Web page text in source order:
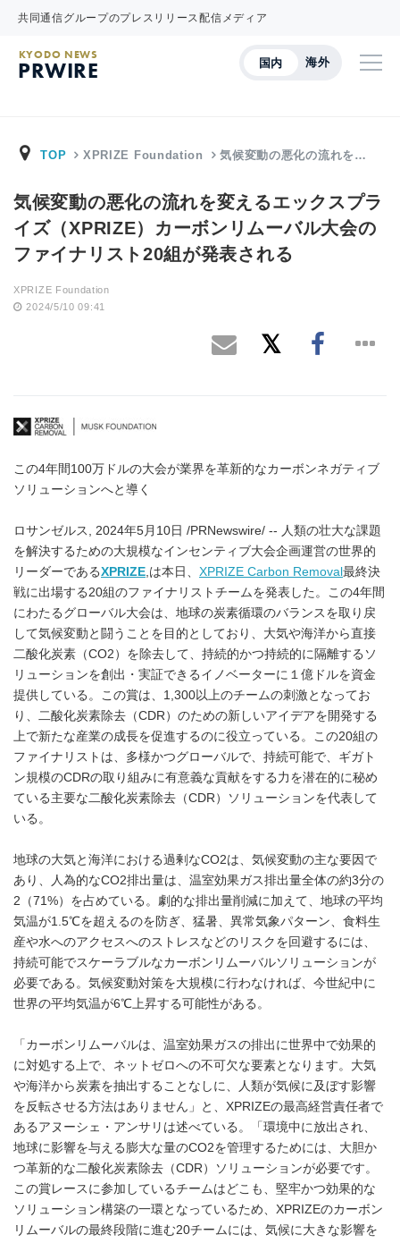
共同通信グループのプレスリリース配信メディア
国内 海外
KYODO NEWS
PRWIRE
TOP XPRIZE Foundation 気候変動の悪化の流れを…
気候変動の悪化の流れを変えるエックスプラ
イズ（XPRIZE）カーボンリムーバル大会の
ファイナリスト20組が発表される
XPRIZE Foundation
2024/5/10 09:41
この4年間100万ドルの大会が業界を革新的なカーボンネガティブ
ソリューションへと導く
ロサンゼルス, 2024年5月10日 /PRNewswire/ -- 人類の壮大な課題
を解決するための大規模なインセンティブ大会企画運営の世界的
リーダーであるXPRIZE,は本日、 XPRIZE Carbon Removal 最終決
戦に出場する20組のファイナリストチームを発表した。この4年間
にわたるグローバル大会は、地球の炭素循環のバランスを取り戻
して気候変動と闘うことを目的としており、大気や海洋から直接
二酸化炭素（CO2）を除去して、持続的かつ持続的に隔離するソ
リューションを創出・実証できるイノベーターに１億ドルを資金
提供している。この賞は、1,300以上のチームの刺激となってお
り、二酸化炭素除去（CDR）のための新しいアイデアを開発する
上で新たな産業の成長を促進するのに役立っている。この20組の
ファイナリストは、多様かつグローバルで、持続可能で、ギガト
ン規模のCDRの取り組みに有意義な貢献をする力を潜在的に秘め
ている主要な二酸化炭素除去（CDR）ソリューションを代表して
いる。
地球の大気と海洋における過剰なCO2は、気候変動の主な要因で
あり、人為的なCO2排出量は、温室効果ガス排出量全体の約3分の
2（71%）を占めている。劇的な排出量削減に加えて、地球の平均
気温が1.5℃を超えるのを防ぎ、猛暑、異常気象パターン、食料生
産や水へのアクセスへのストレスなどのリスクを回避するには、
持続可能でスケーラブルなカーボンリムーバルソリューションが
必要である。気候変動対策を大規模に行わなければ、今世紀中に
世界の平均気温が6℃上昇する可能性がある。
「カーボンリムーバルは、温室効果ガスの排出に世界中で効果的
に対処する上で、ネットゼロへの不可欠な要素となります。大気
や海洋から炭素を抽出することなしに、人類が気候に及ぼす影響
を反転させる方法はありません」と、XPRIZEの最高経営責任者で
あるアヌーシェ・アンサリは述べている。「環境中に放出され、
地球に影響を与える膨大な量のCO2を管理するためには、大胆か
つ革新的な二酸化炭素除去（CDR）ソリューションが必要です。
この賞レースに参加しているチームはどこも、堅牢かつ効果的な
ソリューション構築の一環となっているため、XPRIZEのカーボン
リムーバルの最終段階に進む20チームには、気候に大きな影響を